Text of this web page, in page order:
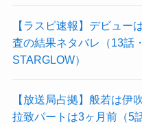
【ラスピ速報】デビュー
査の結果ネタバレ（13話
STARGLOW）
【放送局占拠】般若は伊
拉致パートは3ヶ月前（5